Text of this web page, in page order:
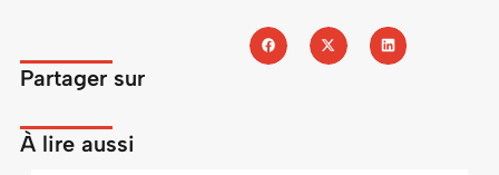
Partager sur
À lire aussi